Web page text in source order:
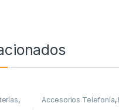
,
Accesorios Telefonía,